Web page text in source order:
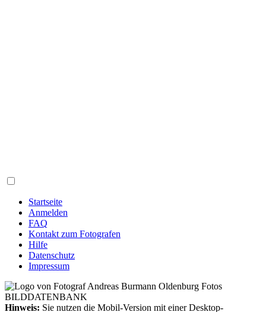
Startseite
Anmelden
FAQ
Kontakt zum Fotografen
Hilfe
Datenschutz
Impressum
Hinweis: Sie nutzen die Mobil-Version mit einer Desktop-